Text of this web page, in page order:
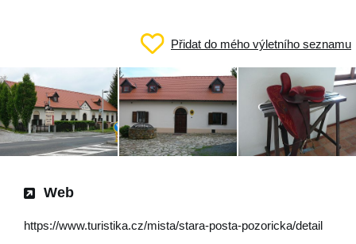
Přidat do mého výletního seznamu
Web
https://www.turistika.cz/mista/stara-posta-pozoricka/detail